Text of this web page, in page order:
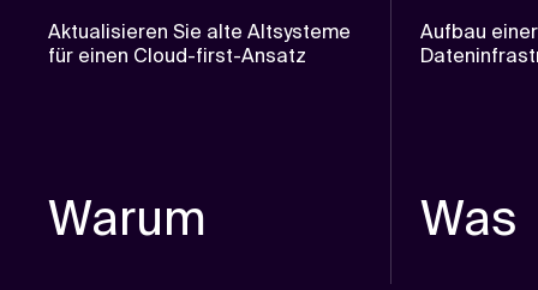
Aktualisieren Sie alte Altsysteme
für einen Cloud-first-Ansatz
Warum
Aufbau
Was